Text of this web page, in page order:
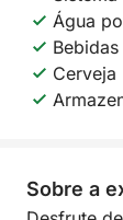
Água
Cerveja
Sobre a